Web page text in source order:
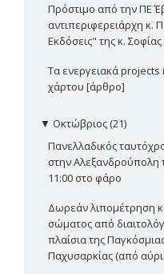
Πρόστιμο από την ΠΕ
αντιπεριφερειάρχη κ.
Εκδόσεις" της κ.
Τα ενεργειακά projects
χάρτου [άρθρο]
▼ Οκτώβριος (21)
Πανελλαδικός
στην Αλεξανδρούπολη
11:00 στο φάρο
Δωρεάν λιπομέτρηση
σώματος από
πλαίσια της
Παχυσαρκίας (από